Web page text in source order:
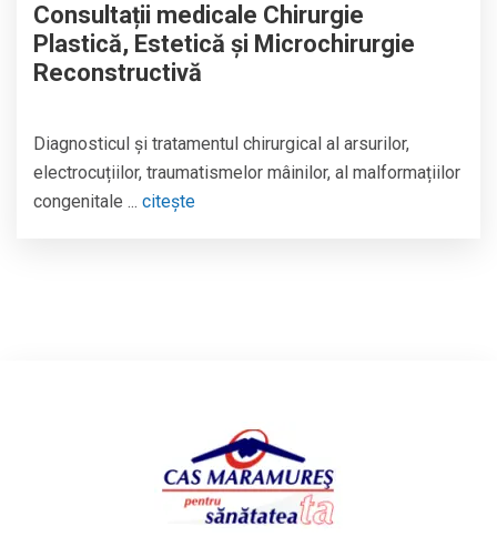
Consultații medicale Chirurgie
Plastică, Estetică și Microchirurgie
Reconstructivă
Diagnosticul și tratamentul chirurgical al arsurilor,
electrocuțiilor, traumatismelor mâinilor, al malformațiilor
congenitale ... citește